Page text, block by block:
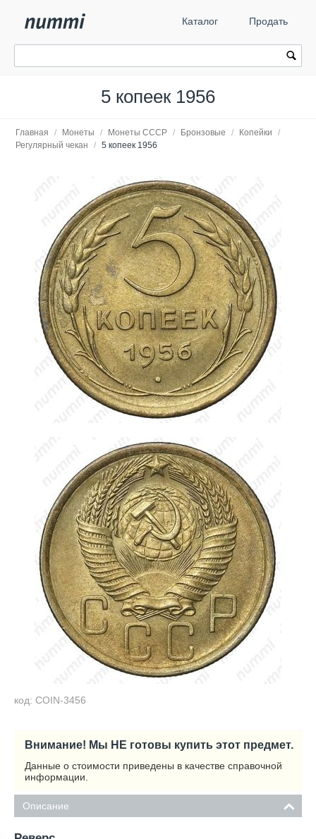
Каталог Продать
5 копеек 1956
Главная / Монеты / Монеты СССР / Бронзовые / Копейки
/
Регулярный чекан
/ 5 копеек 1956
код: COIN-3456
Внимание! Мы НЕ готовы купить этот предмет.
Данные о стоимости приведены в качестве справочной
информации.
Описание